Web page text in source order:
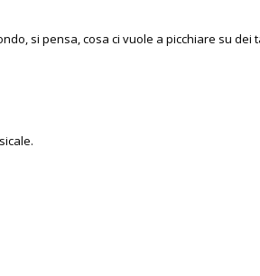
si pensa, cosa ci vuole a picchiare su dei